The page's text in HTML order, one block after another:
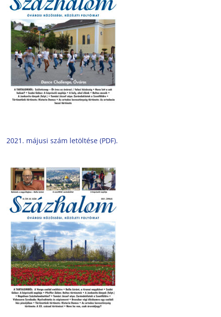
2021. májusi szám letöltése (PDF).